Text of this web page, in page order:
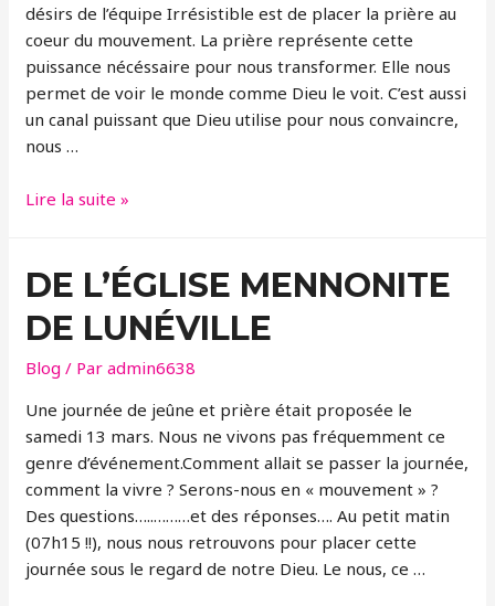
désirs de l’équipe Irrésistible est de placer la prière au
coeur du mouvement. La prière représente cette
puissance nécéssaire pour nous transformer. Elle nous
permet de voir le monde comme Dieu le voit. C’est aussi
un canal puissant que Dieu utilise pour nous convaincre,
nous …
PERSÉVÉRONS
PRIERE
Lire la suite »
DE L’ÉGLISE MENNONITE
DE LUNÉVILLE
Blog / Paradmin6638
Une journée de jeûne et prière était proposée le
samedi 13 mars. Nous ne vivons pas fréquemment ce
genre d’événement.Comment allait se passer la journée,
comment la vivre ? Serons-nous en « mouvement » ?
Des questions…..………et des réponses…. Au petit matin
(07h15 !!), nous nous retrouvons pour placer cette
journée sous le regard de notre Dieu. Le nous, ce …